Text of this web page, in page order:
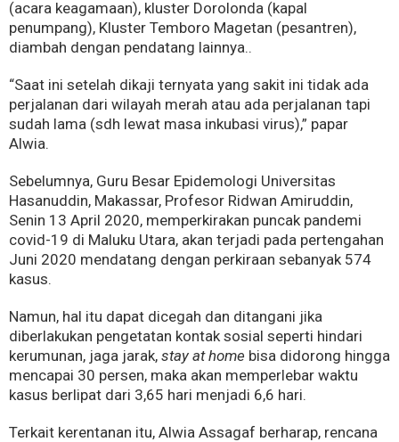
(acara keagamaan), kluster Dorolonda (kapal
penumpang), Kluster Temboro Magetan (pesantren),
diambah dengan pendatang lainnya..
“Saat ini setelah dikaji ternyata yang sakit ini tidak ada
perjalanan dari wilayah merah atau ada perjalanan tapi
sudah lama (sdh lewat masa inkubasi virus),” papar
Alwia.
Sebelumnya, Guru Besar Epidemologi Universitas
Hasanuddin, Makassar, Profesor Ridwan Amiruddin,
Senin 13 April 2020, memperkirakan puncak pandemi
covid-19 di Maluku Utara, akan terjadi pada pertengahan
Juni 2020 mendatang dengan perkiraan sebanyak 574
kasus.
Namun, hal itu dapat dicegah dan ditangani jika
diberlakukan pengetatan kontak sosial seperti hindari
kerumunan, jaga jarak, stay at home bisa didorong hingga
mencapai 30 persen, maka akan memperlebar waktu
kasus berlipat dari 3,65 hari menjadi 6,6 hari.
Terkait kerentanan itu, Alwia Assagaf berharap, rencana